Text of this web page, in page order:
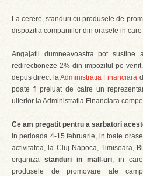
La cerere, standuri cu produsele de
dispozitia companiilor din orasele in
Angajatii dumneavoastra pot sustine
redirectioneze 2% din impozitul pe venit.
depus direct laAdministratia Financiara
poate fi preluat de catre un
ulterior la Administratia Financiara
Ce am pregatit pentru a sarbatori
In perioada 4-15 februarie, in toate
activitatea, la Cluj-Napoca, Timisoara,
organiza standuri in mall-uri, in
produsele de promovare ale